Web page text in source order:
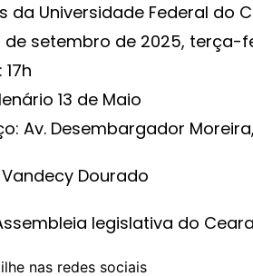
da Universidade Federal do
de setembro de 2025, terça-
13 de Maio
Av. Desembargador
Dourado
legislativa do Ceara
nas redes sociais